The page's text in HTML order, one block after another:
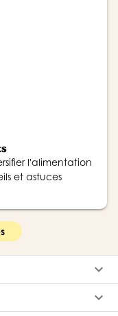
l'alimentation
et astuces
keyboard_arrow_down
keyboard_arrow_down